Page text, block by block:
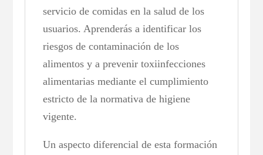
servicio de comidas en la salud de los
usuarios. Aprenderás a identificar los
riesgos de contaminación de los
alimentos y a prevenir toxiinfecciones
alimentarias mediante el cumplimiento
estricto de la normativa de higiene
vigente.
Un aspecto diferencial de esta formación